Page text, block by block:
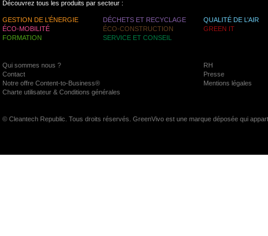
Découvrez tous les produits par secteur :
GESTION DE L’ÉNERGIE DÉCHETS ET RECYCLAGE
QUALITÉ DE L’AIR
ÉCO-MOBILITÉ
ÉCO-CONSTRUCTION
GREEN IT
FORMATION
SERVICE ET CONSEIL
Qui sommes nous ?
RH
Contact
Presse
Notre offre Content-to-Business®
Mentions légales
Charte utilisateur & Conditions générales
© Cleantech Republic. Tous droits réservés. GreenVivo est une marque déposée qui